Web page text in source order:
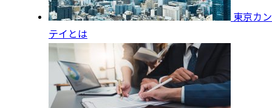
東京カン
テイとは